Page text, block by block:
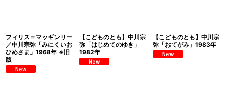
フィリス＝マッギンリー
／中川宗弥「みにくいお
ひめさま」1968年 ※旧
版
【こどものとも】中川宗
弥「はじめてのゆき」
1982年
【こどものとも】中川宗
弥「おてがみ」1983年